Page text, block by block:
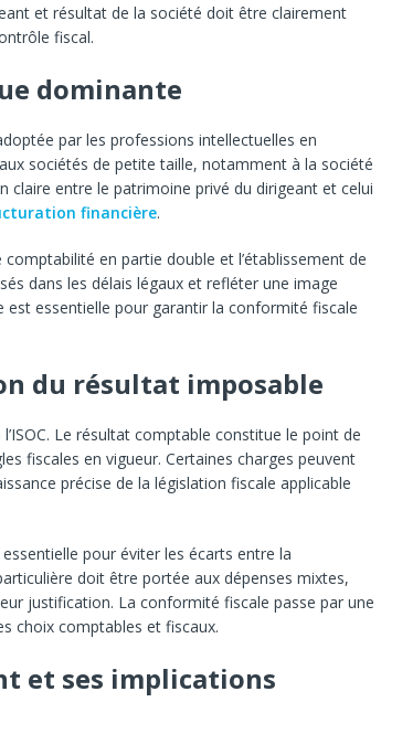
et résultat de la société doit être clairement
fiscal.
dominante
par les professions intellectuelles en
sociétés de petite taille, notamment à la société
entre le patrimoine privé du dirigeant et celui
financière.
en partie double et l’établissement de
dans les délais légaux et refléter une image
essentielle pour garantir la conformité fiscale
du résultat imposable
Le résultat comptable constitue le point de
fiscales en vigueur. Certaines charges peuvent
précise de la législation fiscale applicable
pour éviter les écarts entre la
doit être portée aux dépenses mixtes,
justification. La conformité fiscale passe par une
choix comptables et fiscaux.
et ses implications